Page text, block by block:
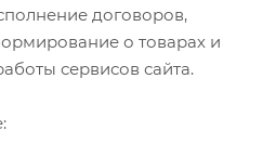
договоров,
о товарах и
сервисов сайта.